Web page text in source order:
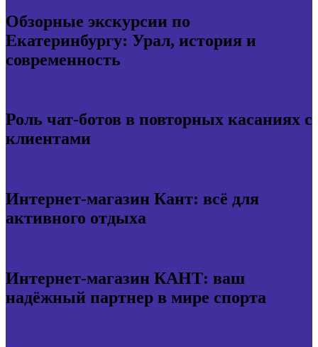
Обзорные экскурсии по
Екатеринбургу: Урал, история и
современность
Роль чат-ботов в повторных касаниях с
клиентами
Интернет-магазин Кант: всё для
активного отдыха
Интернет-магазин КАНТ: ваш
надёжный партнер в мире спорта